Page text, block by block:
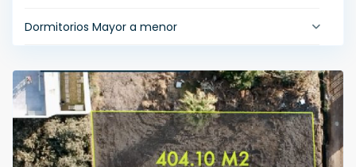
Dormitorios Mayor a menor